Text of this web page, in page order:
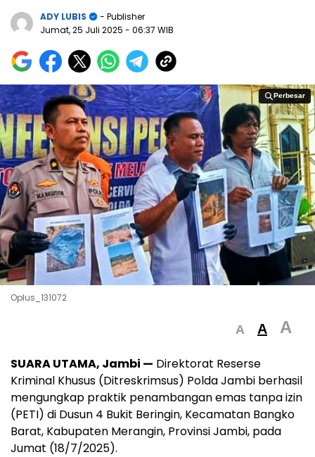
ADY LUBIS
- Publisher
Jumat, 25 Juli 2025 - 06:37 WIB
Perbesar
Perbesar
Oplus_131072
A A A
SUARA UTAMA, Jambi — Direktorat Reserse
Kriminal Khusus (Ditreskrimsus) Polda Jambi berhasil
mengungkap praktik penambangan emas tanpa izin
(PETI) di Dusun 4 Bukit Beringin, Kecamatan Bangko
Barat, Kabupaten Merangin, Provinsi Jambi, pada
Jumat (18/7/2025).